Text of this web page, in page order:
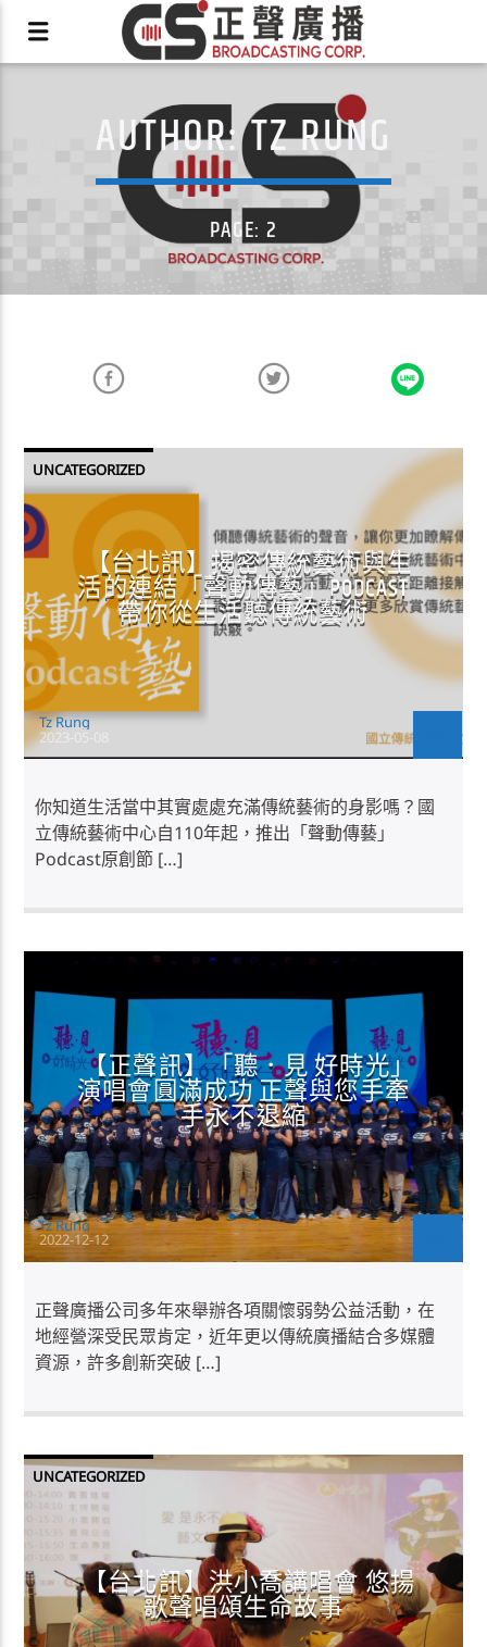
X
AUTHOR:TZ RUNG
PAGE: 2
UNCATEGORIZED
【台北訊】揭密傳統藝術與生
活的連結「聲動傳藝」PODCAST
帶你從生活聽傳統藝術
Tz Rung
2023-05-08
你知道生活當中其實處處充滿傳統藝術的身影嗎？國
立傳統藝術中心自110年起，推出「聲動傳藝」
Podcast原創節 […]
【正聲訊】「聽．見 好時光」
演唱會圓滿成功 正聲與您手牽
手永不退縮
Tz Rung
2022-12-12
正聲廣播公司多年來舉辦各項關懷弱勢公益活動，在
地經營深受民眾肯定，近年更以傳統廣播結合多媒體
資源，許多創新突破 […]
UNCATEGORIZED
【台北訊】洪小喬講唱會 悠揚
歌聲唱頌生命故事